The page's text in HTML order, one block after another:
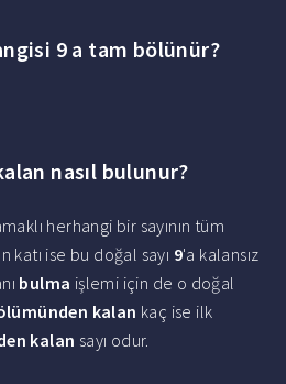
9 a tam bölünür?
nasıl bulunur?
herhangi bir sayının tüm
katı ise bu doğal sayı 9'a kalansız
bulma işlemi için de o doğal
kalan kaç ise ilk
kalan sayı odur.